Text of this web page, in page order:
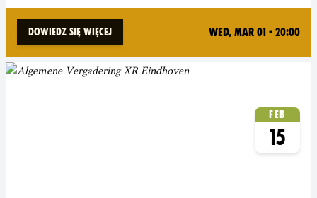
Dowiedz się więcej Wed, Mar 01 - 20:00
Feb
15